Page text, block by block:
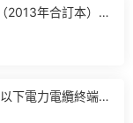
2013年合訂本）百
下電力電纜終端和